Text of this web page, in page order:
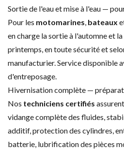
Sortie de l'eau et mise à l'eau —
Pour les motomarines, bateaux
en charge la sortie à l'automne et la
printemps, en toute sécurité et
manufacturier. Service disponible
d'entreposage.
Hivernisation complète —
Nos techniciens certifiés
vidange complète des fluides,
additif, protection des cylindres,
batterie, lubrification des pièces